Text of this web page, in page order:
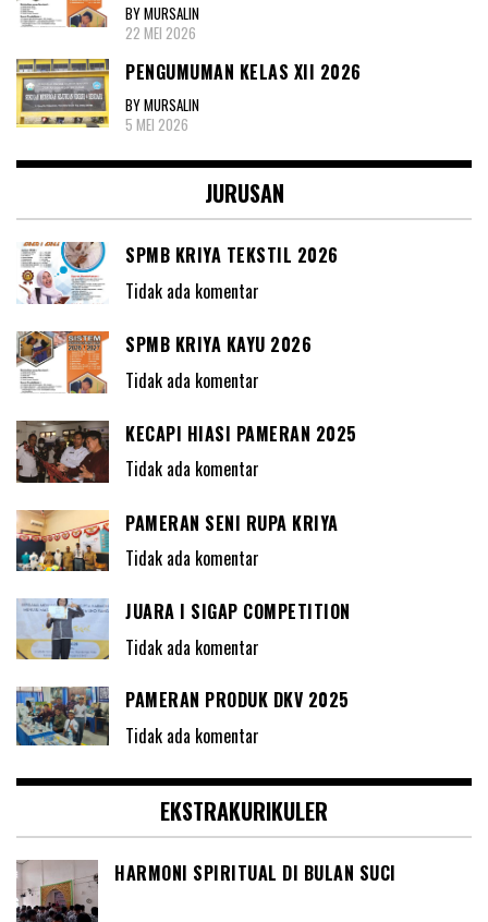
BY MURSALIN
22 MEI 2026
PENGUMUMAN KELAS XII 2026
BY MURSALIN
5 MEI 2026
JURUSAN
SPMB KRIYA TEKSTIL 2026
Tidak ada komentar
SPMB KRIYA KAYU 2026
Tidak ada komentar
KECAPI HIASI PAMERAN 2025
Tidak ada komentar
PAMERAN SENI RUPA KRIYA
Tidak ada komentar
JUARA I SIGAP COMPETITION
Tidak ada komentar
PAMERAN PRODUK DKV 2025
Tidak ada komentar
EKSTRAKURIKULER
HARMONI SPIRITUAL DI BULAN SUCI